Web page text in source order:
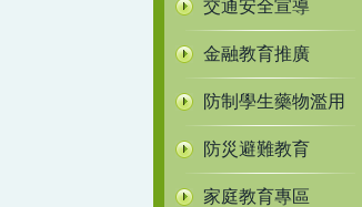
交通安全宣導
金融教育推廣
防制學生藥物濫用
防災避難教育
家庭教育專區